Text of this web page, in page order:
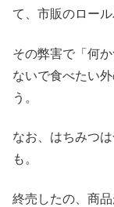
て、市販のロール
その弊害で「何
ないで食べたい
う。
なお、はちみつ
も。
終売したの、商